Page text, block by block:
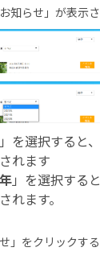
らせ」が表示さ
」を選択すると
れます
」を選択する
れます。
」をクリックす